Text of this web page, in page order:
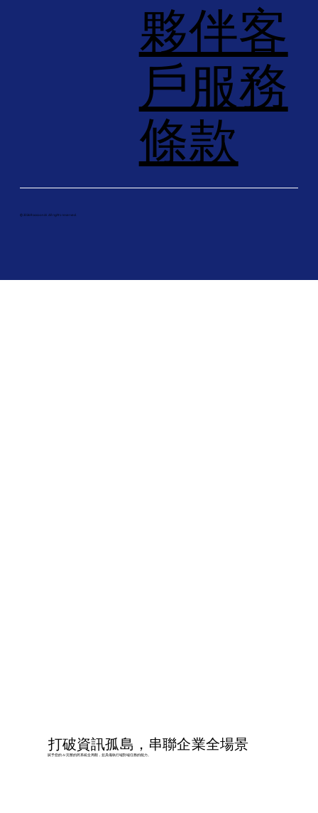
打破資訊孤島，串聯企業全場景
賦予您的 AI 完整的跨系統全局觀，並具備執行端對端任務的能力。
夥伴客
戶服務
條款
© 2026 Raccoon AI. All rights reserved.